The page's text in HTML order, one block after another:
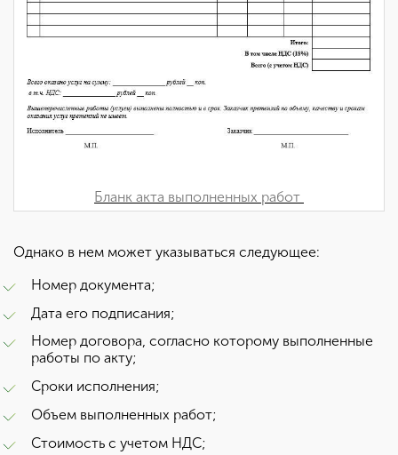
Бланк акта выполненных работ
Однако в нем может указываться следующее:
Номер документа;
Дата его подписания;
Номер договора, согласно которому выполненные
работы по акту;
Сроки исполнения;
Объем выполненных работ;
Стоимость с учетом НДС;